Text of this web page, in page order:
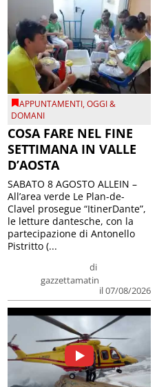
APPUNTAMENTI,OGGI &
DOMANI
COSA FARE NEL FINE
SETTIMANA IN VALLE
D’AOSTA
di
gazzettamatin
il 07/08/2026
SABATO 8 AGOSTO ALLEIN –
All’area verde Le Plan-de-
Clavel prosegue “ItinerDante”,
le letture dantesche, con la
partecipazione di Antonello
Pistritto (...